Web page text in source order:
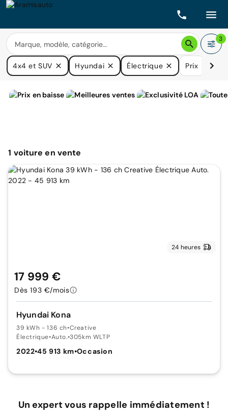
3
4x4 et SUV Hyundai Électrique Prix
1 voitureen vente
24 heures
Hyundai Kona
39 kWh - 136 ch•Creative
Électrique•Auto.•305km WLTP
2022•45 913 km•Occasion
17 999 €
Dès 193 €/mois
Un expert vous rappelle immédiatement !